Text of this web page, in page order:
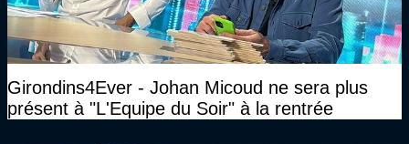
Girondins4Ever - Johan Micoud ne sera plus
présent à "L'Equipe du Soir" à la rentrée